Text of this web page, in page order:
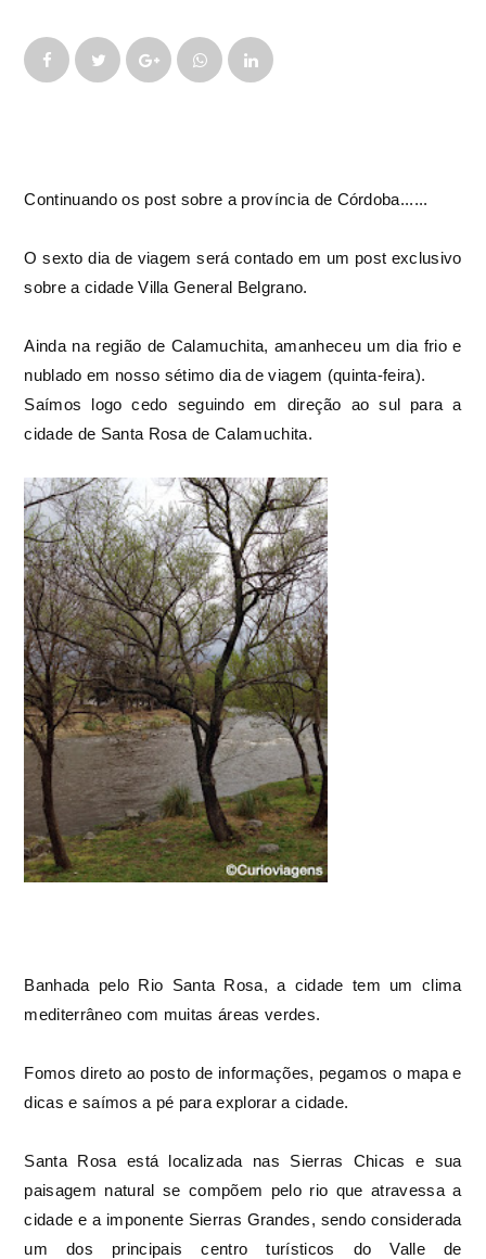
Continuando os post sobre a província de Córdoba......
O sexto dia de viagem será contado em um post exclusivo
sobre a cidade Villa General Belgrano.
Ainda na região de Calamuchita, amanheceu um dia frio e
nublado em nosso sétimo dia de viagem (quinta-feira).
Saímos logo cedo seguindo em direção ao sul para a
cidade de Santa Rosa de Calamuchita.
Banhada pelo Rio Santa Rosa, a cidade tem um clima
mediterrâneo com muitas áreas verdes.
Fomos direto ao posto de informações, pegamos o mapa e
dicas e saímos a pé para explorar a cidade.
Santa Rosa está localizada nas Sierras Chicas e sua
paisagem natural se compõem pelo rio que atravessa a
cidade e a imponente Sierras Grandes, sendo considerada
um dos principais centro turísticos do Valle de